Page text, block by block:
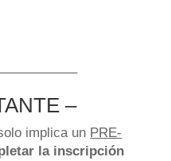
–
implica un PRE-
la inscripción